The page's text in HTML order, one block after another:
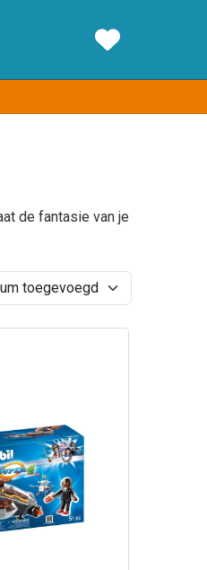
de fantasie van je